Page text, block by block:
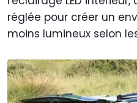
réglée pour créer un
moins lumineux selon